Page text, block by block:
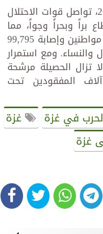
ومنذ السابع من أكتوبر 2023، تواصل قوات الاحتلال
براً وبحراً وجواً، مما
أسفر عن استشهاد 42,603 مواطنين وإصابة 99,795
ومع استمرار
تزال الحصيلة مرشحة
المفقودين تحت
في غزة
غزة
غزة